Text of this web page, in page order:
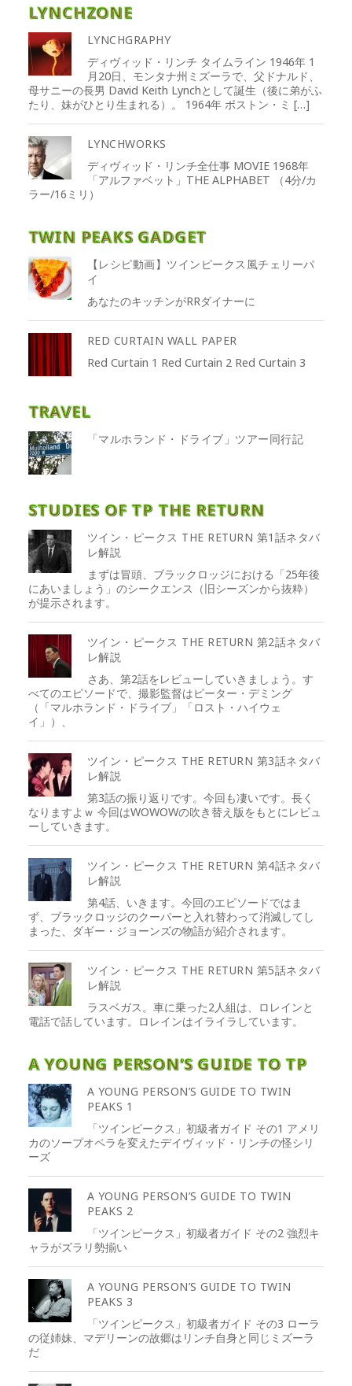
LYNCHZONE
LYNCHGRAPHY
ディヴィッド・リンチ タイムライン 1946年 1
月20日、モンタナ州ミズーラで、父ドナルド、
母サニーの長男 David Keith Lynchとして誕生（後に弟がふ
たり、妹がひとり生まれる）。 1964年 ボストン・ミ […]
LYNCHWORKS
ディヴィッド・リンチ全仕事 MOVIE 1968年
「アルファベット」THE ALPHABET （4分/カ
ラー/16ミリ）
TWIN PEAKS GADGET
【レシピ動画】ツインピークス風チェリーパ
イ
あなたのキッチンがRRダイナーに
RED CURTAIN WALL PAPER
Red Curtain 1 Red Curtain 2 Red Curtain 3
TRAVEL
「マルホランド・ドライブ」ツアー同行記
STUDIES OF TP THE RETURN
ツイン・ピークス THE RETURN 第1話ネタバ
レ解説
まずは冒頭、ブラックロッジにおける「25年後
にあいましょう」のシークエンス（旧シーズンから抜粋）
が提示されます。
ツイン・ピークス THE RETURN 第2話ネタバ
レ解説
さあ、第2話をレビューしていきましょう。す
べてのエピソードで、撮影監督はピーター・デミング
（「マルホランド・ドライブ」「ロスト・ハイウェ
イ」）、
ツイン・ピークス THE RETURN 第3話ネタバ
レ解説
第3話の振り返りです。今回も凄いです。長く
なりますよｗ 今回はWOWOWの吹き替え版をもとにレビュ
ーしていきます。
ツイン・ピークス THE RETURN 第4話ネタバ
レ解説
第4話、いきます。今回のエピソードではま
ず、ブラックロッジのクーパーと入れ替わって消滅してし
まった、ダギー・ジョーンズの物語が紹介されます。
ツイン・ピークス THE RETURN 第5話ネタバ
レ解説
ラスベガス。車に乗った2人組は、ロレインと
電話で話しています。ロレインはイライラしています。
A YOUNG PERSON’S GUIDE TO TP
A YOUNG PERSON’S GUIDE TO TWIN
PEAKS 1
「ツインピークス」初級者ガイド その1 アメリ
カのソープオペラを変えたデイヴィッド・リンチの怪シリ
ーズ
A YOUNG PERSON’S GUIDE TO TWIN
PEAKS 2
「ツインピークス」初級者ガイド その2 強烈キ
ャラがズラリ勢揃い
A YOUNG PERSON’S GUIDE TO TWIN
PEAKS 3
「ツインピークス」初級者ガイド その3 ローラ
の従姉妹、マデリーンの故郷はリンチ自身と同じミズーラ
だ